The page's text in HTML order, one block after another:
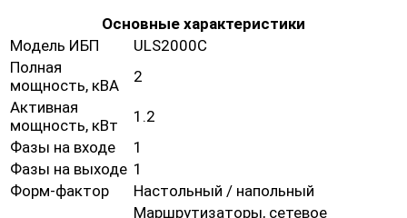
Основные характеристики
Модель ИБП
ULS2000C
Полная
мощность, кВА
2
Активная
мощность, кВт
1.2
Фазы на входе
1
Фазы на выходе 1
Форм-фактор
Настольный / напольный
Маршрутизаторы, сетевое